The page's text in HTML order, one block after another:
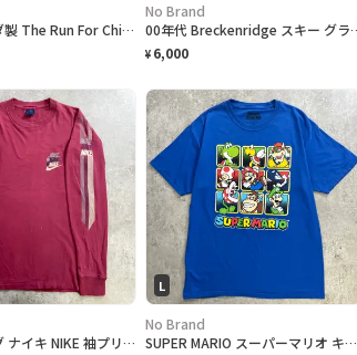
90年代 カナダ製 The Run For Chiropractic Education チャリティプリントTシャツ メンズXL 古着 1991 90s VINTAGE ヴィンテージ マラソン アドバタイジング シングルステッチ 黒色
No Brand
00年代 Breckenridge スキー グラフィックプリントTシャツ メン
¥ 6,000
80年代 紺タグ ナイキ NIKE 袖プリント 三連ロゴ 長袖 ロングTシャツ ロンT メンズM 古着 80s VINTAGE ヴィンテージ バーガンディ
L
No Brand
SUPER MARIO スーパーマリオ キャラクターTシャツ メンズL 古着 2021年公式オフィシャルプリント 任天堂 ゲームTシャツ 青色